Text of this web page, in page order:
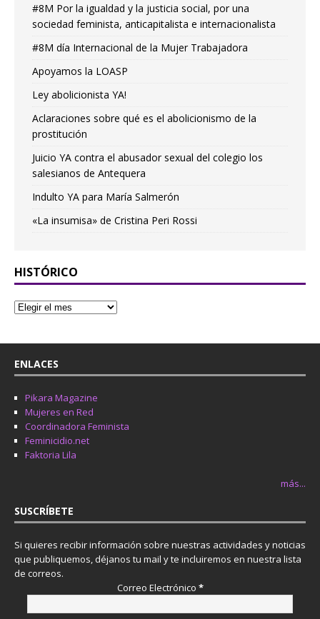
#8M Por la igualdad y la justicia social, por una
sociedad feminista, anticapitalista e internacionalista
#8M día Internacional de la Mujer Trabajadora
Apoyamos la LOASP
Ley abolicionista YA!
Aclaraciones sobre qué es el abolicionismo de la
prostitución
Juicio YA contra el abusador sexual del colegio los
salesianos de Antequera
Indulto YA para María Salmerón
«La insumisa» de Cristina Peri Rossi
HISTÓRICO
ENLACES
Pikara Magazine
Mujeres en Red
Coordinadora Feminista
Feminicidio.net
Faktoria Lila
más...
SUSCRÍBETE
Si quieres recibir información sobre nuestras actividades y noticias
que publiquemos, déjanos tu mail y te incluiremos en nuestra lista
de correos.
Correo Electrónico *